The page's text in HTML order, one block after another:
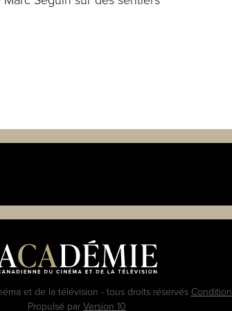
et de la télévision - tous droits réservés
Propulsé par Version 10